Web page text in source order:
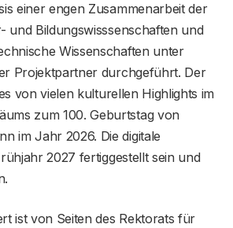
einer engen Zusammenarbeit der
und Bildungswisssenschaften und
Wissenschaften unter
Projektpartner durchgeführt. Der
von vielen kulturellen Highlights im
zum 100. Geburtstag von
im Jahr 2026. Die digitale
2027 fertiggestellt sein und
ist von Seiten des Rektorats für